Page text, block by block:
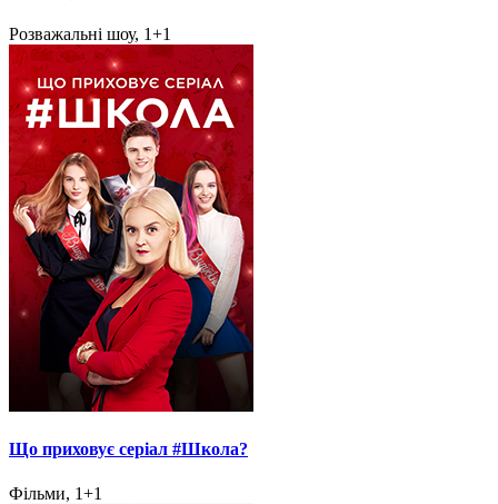
Розважальні шоу, 1+1
Що приховує серіал #Школа?
Фільми, 1+1